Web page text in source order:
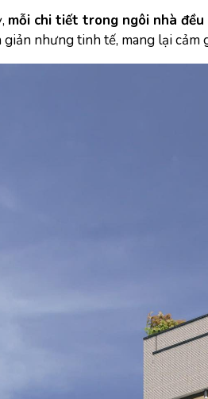
mỗi chi tiết trong ngôi nhà
nhưng tinh tế, mang lại cảm